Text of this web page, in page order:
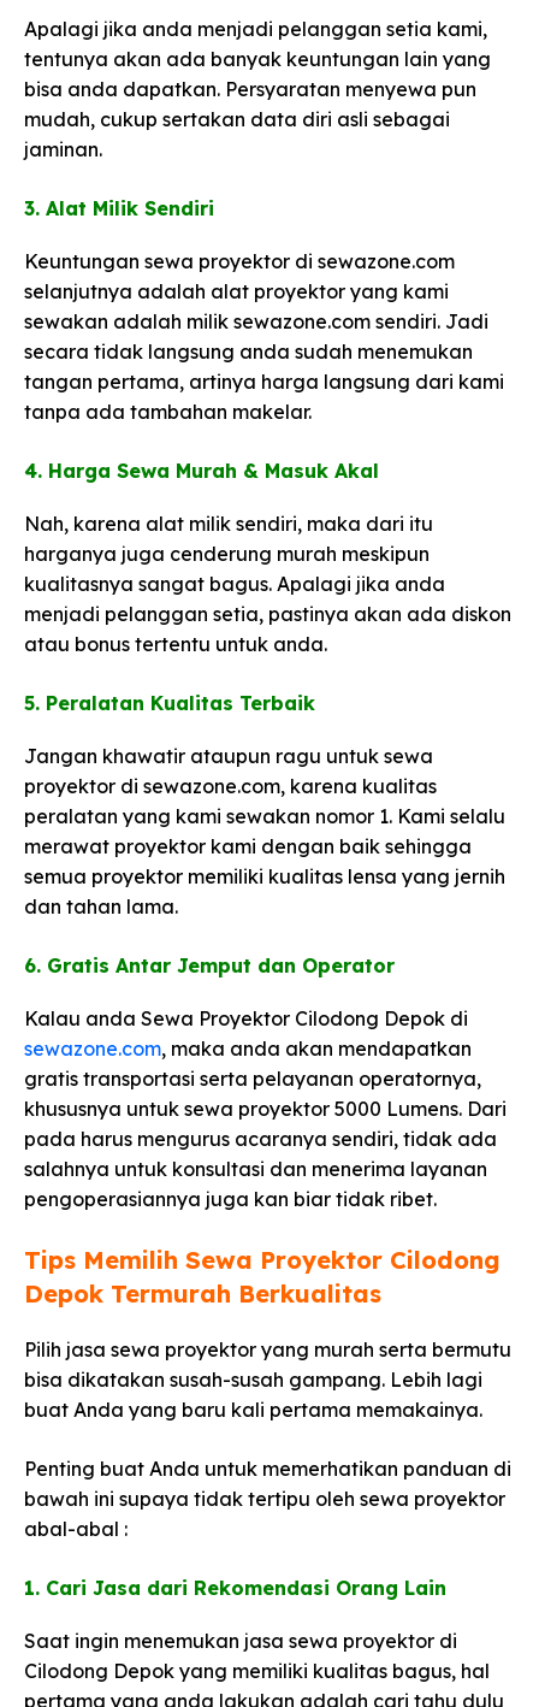
Apalagi jika anda menjadi pelanggan setia kami,
tentunya akan ada banyak keuntungan lain yang
bisa anda dapatkan. Persyaratan menyewa pun
mudah, cukup sertakan data diri asli sebagai
jaminan.
3. Alat Milik Sendiri​
Keuntungan sewa proyektor di sewazone.com
selanjutnya adalah alat proyektor yang kami
sewakan adalah milik sewazone.com sendiri. Jadi
secara tidak langsung anda sudah menemukan
tangan pertama, artinya harga langsung dari kami
tanpa ada tambahan makelar.
​4. Harga Sewa Murah & Masuk Akal​
Nah, karena alat milik sendiri, maka dari itu
harganya juga cenderung murah meskipun
kualitasnya sangat bagus. Apalagi jika anda
menjadi pelanggan setia, pastinya akan ada diskon
atau bonus tertentu untuk anda.
5. Peralatan Kualitas Terbaik​
Jangan khawatir ataupun ragu untuk sewa
proyektor di sewazone.com, karena kualitas
peralatan yang kami sewakan nomor 1. Kami selalu
merawat proyektor kami dengan baik sehingga
semua proyektor memiliki kualitas lensa yang jernih
dan tahan lama.
6. Gratis Antar Jemput dan Operator​
Kalau anda Sewa Proyektor Cilodong Depok di
sewazone.com, maka anda akan mendapatkan
gratis transportasi serta pelayanan operatornya,
khususnya untuk sewa proyektor 5000 Lumens. Dari
pada harus mengurus acaranya sendiri, tidak ada
salahnya untuk konsultasi dan menerima layanan
pengoperasiannya juga kan biar tidak ribet.
Tips Memilih Sewa Proyektor Cilodong
Depok Termurah Berkualitas​
Pilih jasa sewa proyektor yang murah serta bermutu
bisa dikatakan susah-susah gampang. Lebih lagi
buat Anda yang baru kali pertama memakainya.
Penting buat Anda untuk memerhatikan panduan di
bawah ini supaya tidak tertipu oleh sewa proyektor
abal-abal :
1. Cari Jasa dari Rekomendasi Orang Lain​
Saat ingin menemukan jasa sewa proyektor di
Cilodong Depok yang memiliki kualitas bagus, hal
pertama yang anda lakukan adalah cari tahu dulu